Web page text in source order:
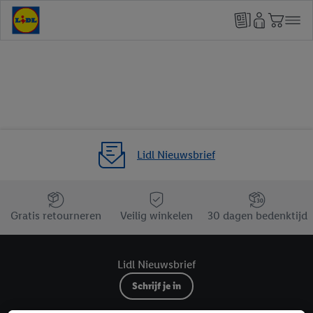
Lidl Nieuwsbrief
Jouw voordelen bij ons als Lidl webshop klant
Gratis retourneren
Veilig winkelen 30 dagen bedenktijd
Lidl Nieuwsbrief
Schrijf je in